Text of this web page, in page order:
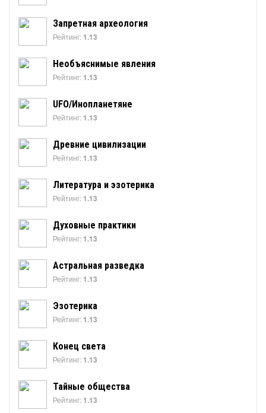
Запретная археология
Рейтинг: 1.13
Необъяснимые явления
Рейтинг: 1.13
UFO/Инопланетяне
Рейтинг: 1.13
Древние цивилизации
Рейтинг: 1.13
Литература и эзотерика
Рейтинг: 1.13
Духовные практики
Рейтинг: 1.13
Астральная разведка
Рейтинг: 1.13
Эзотерика
Рейтинг: 1.13
Конец света
Рейтинг: 1.13
Тайные общества
Рейтинг: 1.13